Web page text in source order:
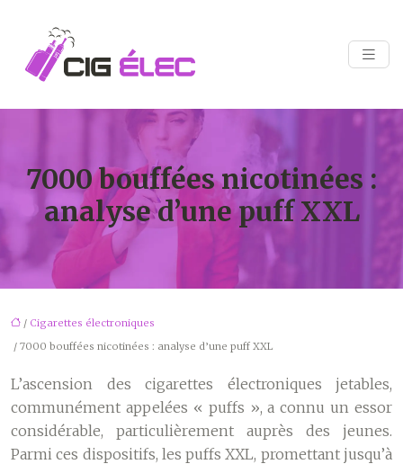
7000 bouffées nicotinées :
analyse d’une puff XXL
/ Cigarettes électroniques
/ 7000 bouffées nicotinées : analyse d’une puff XXL
L’ascension des cigarettes électroniques jetables,
communément appelées « puffs », a connu un essor
considérable, particulièrement auprès des jeunes.
Parmi ces dispositifs, les puffs XXL, promettant jusqu’à